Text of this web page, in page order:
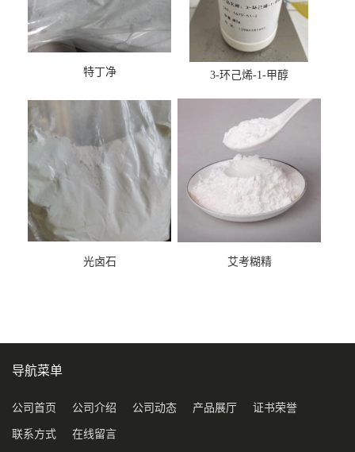
特丁净 3-环己烯-1-甲醇
光卤石 艾考糊精
导航菜单
公司首页 公司介绍 公司动态 产品展厅 证书荣誉
联系方式 在线留言